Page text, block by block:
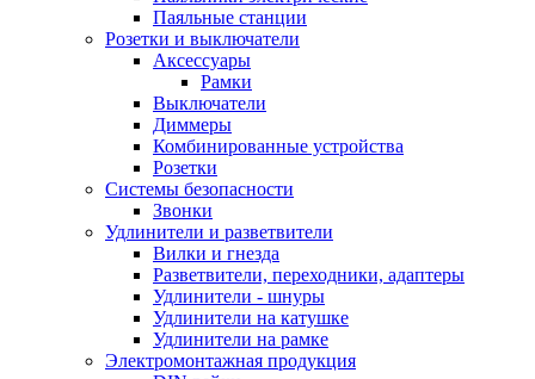
Паяльные станции
Розетки и выключатели
Аксессуары
Рамки
Выключатели
Диммеры
Комбинированные устройства
Розетки
Системы безопасности
Звонки
Удлинители и разветвители
Вилки и гнезда
Разветвители, переходники, адаптеры
Удлинители - шнуры
Удлинители на катушке
Удлинители на рамке
Электромонтажная продукция